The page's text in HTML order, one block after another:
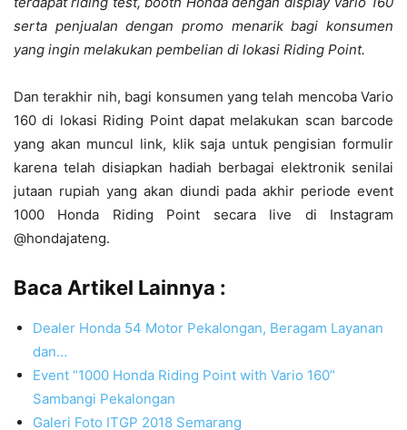
serta penjualan dengan promo menarik bagi konsumen
yang ingin melakukan pembelian di lokasi Riding Point.
Dan terakhir nih, bagi konsumen yang telah mencoba Vario
160 di lokasi Riding Point dapat melakukan scan barcode
yang akan muncul link, klik saja untuk pengisian formulir
karena telah disiapkan hadiah berbagai elektronik senilai
jutaan rupiah yang akan diundi pada akhir periode event
1000 Honda Riding Point secara live di Instagram
@hondajateng.
Baca Artikel Lainnya :
Dealer Honda 54 Motor Pekalongan, Beragam Layanan
dan…
Event “1000 Honda Riding Point with Vario 160”
Sambangi Pekalongan
Galeri Foto ITGP 2018 Semarang